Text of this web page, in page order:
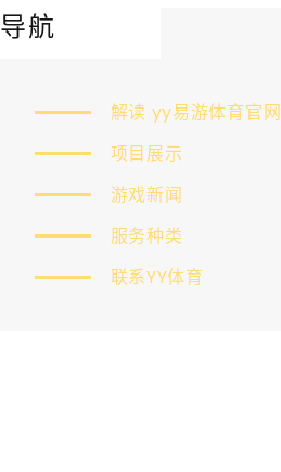
导航
解读 yy易游体育官网
项目展示
游戏新闻
服务种类
联系YY体育